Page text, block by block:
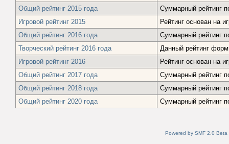
Общий рейтинг 2015 года
Суммарный рейтинг
Игровой рейтинг 2015
Рейтинг основан на
Общий рейтинг 2016 года
Суммарный рейтинг
Творческий рейтинг 2016 года
Данный рейтинг
Игровой рейтинг 2016
Рейтинг основан на
Общий рейтинг 2017 года
Суммарный рейтинг
Общий рейтинг 2018 года
Суммарный рейтинг
Общий рейтинг 2020 года
Суммарный рейтинг
Powered by SMF 2.0 Beta